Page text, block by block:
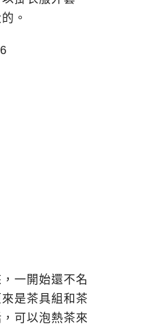
。
一開始還不名
是茶具組和茶
可以泡熱茶來